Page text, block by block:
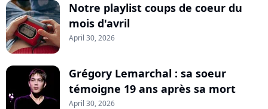
Notre playlist coups de coeur du
mois d'avril
April 30, 2026
Grégory Lemarchal : sa soeur
témoigne 19 ans après sa mort
April 30, 2026